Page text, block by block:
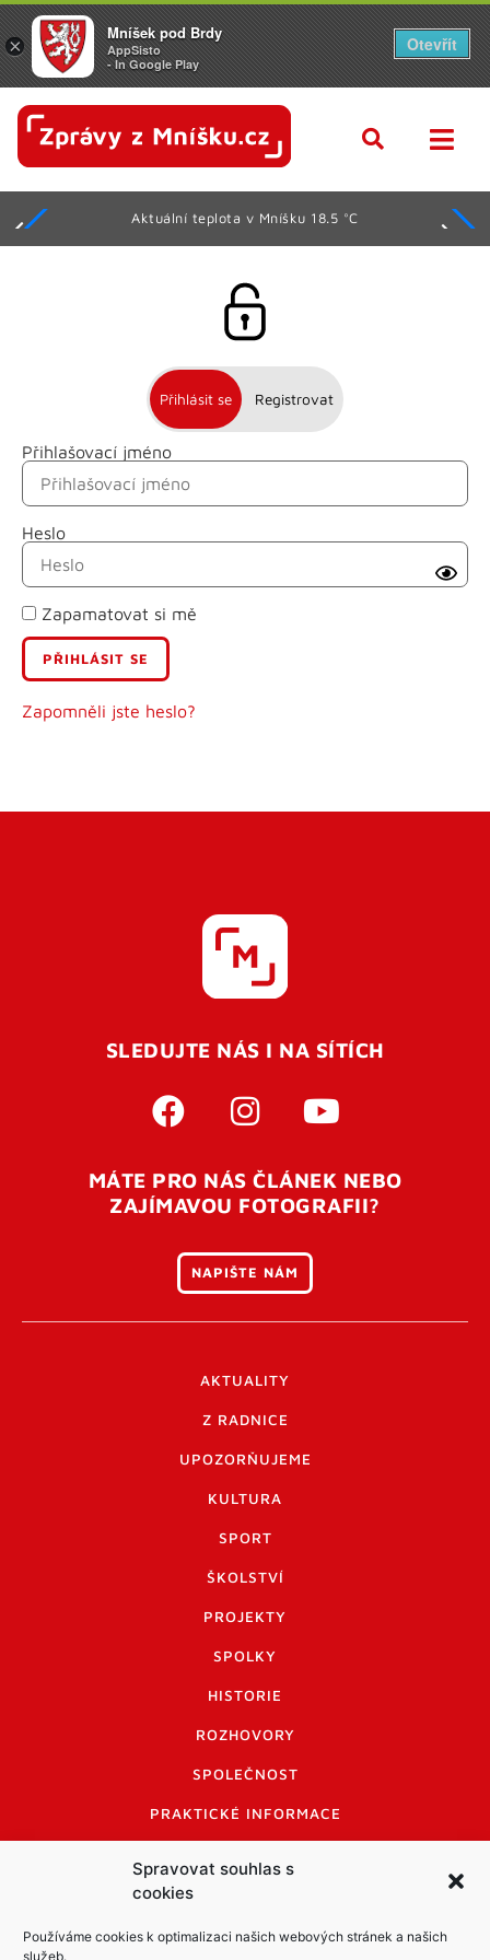
Spravovat souhlas s
cookies
Používáme cookies k optimalizaci našich webových stránek a našich
služeb.
Aktuální teplota v Mníšku 18.5 °C
Přihlásit se Registrovat
Přihlašovací jméno
Heslo
Zapamatovat si mě
Zapomněli jste heslo?
Jméno
Příjmení
E-mail
Uživatelské jméno
Pro úspěšné dokončení registrace je potřeba
vaší e-mailovouadresu. Po úspěšném odeslání
otevření tohoto odkazu se váš účet ověří a můžete se
přihlásit. Nezapomeňte zkontrolovat složku SPAM ve
SLEDUJTE NÁS I NA SÍTÍCH
MÁTE PRO NÁS ČLÁNEK NEBO
ZAJÍMAVOU FOTOGRAFII?
NAPIŠTE NÁM
AKTUALITY
Z RADNICE
UPOZORŇUJEME
KULTURA
SPORT
ŠKOLSTVÍ
PROJEKTY
SPOLKY
HISTORIE
ROZHOVORY
SPOLEČNOST
PRAKTICKÉ INFORMACE
INFORMACE A KODEX DISKUTUJÍCÍCH
LOGO A LOGO MANUÁL
×
Mníšek pod Brdy
AppSisto
- In Google Play
Otevřít